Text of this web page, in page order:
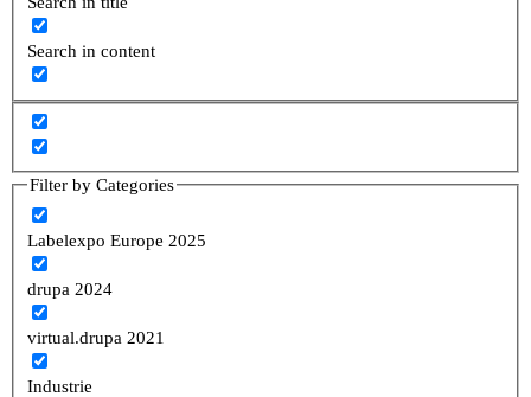
Search in content
Filter by Categories
Labelexpo Europe 2025
drupa 2024
virtual.drupa 2021
Industrie